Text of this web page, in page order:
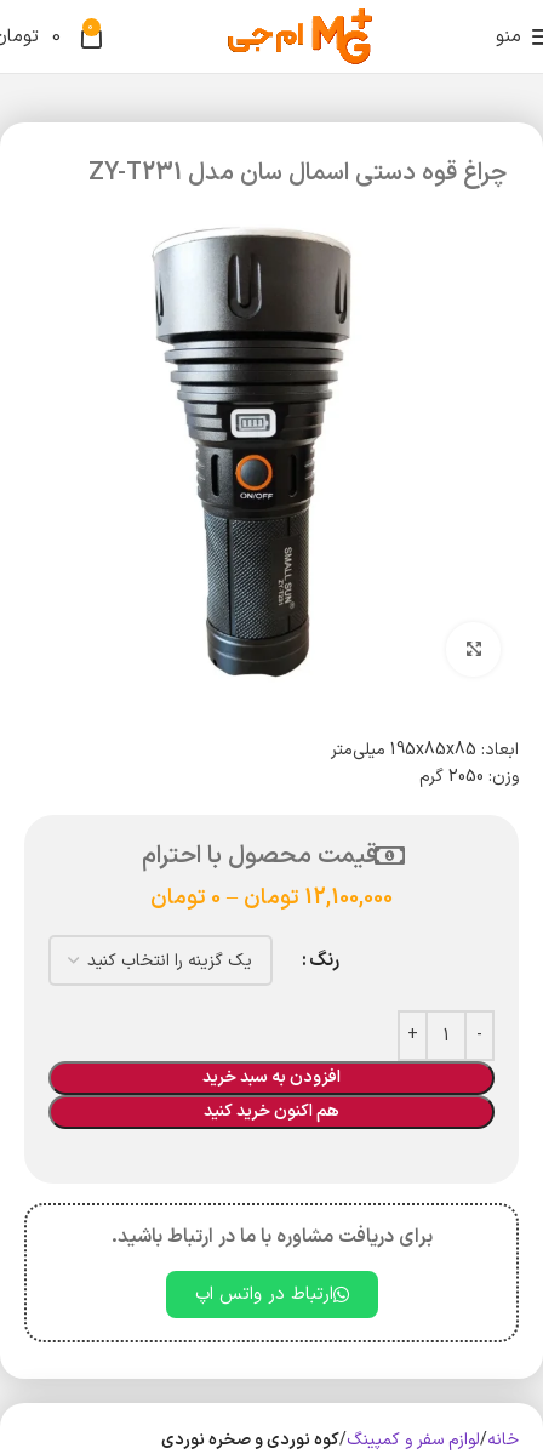
منو 0
0
چراغ قوه دستی اسمال سان مدل ZY-T231
ابعاد: 195x85x85 میلی‌متر
وزن: 2050 گرم
قیمت محصول با احترام
12,100,000 تومان –
0 تومان
رنگ
افزودن به سبد خرید
هم اکنون خرید کنید
برای دریافت مشاوره با ما در ارتباط باشید.
ارتباط در واتس اپ
خانه لوازم سفر و کمپینگ کوه‌ نوردی و صخره نوردی